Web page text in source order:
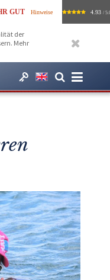
GUT Hinweise 4.93 /
der
Mehr